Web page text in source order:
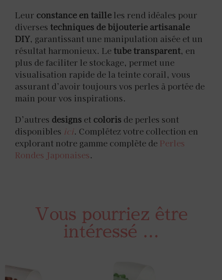
Leur constance en taille les rend idéales pour
diverses techniques de bijouterie artisanale
DIY, garantissant une manipulation aisée et un
résultat harmonieux. Letube transparent, en
plus de faciliter le stockage, permet une
visualisation rapide de la teinte corail, vous
assurant d’avoir toujours vos perles à portée de
main pour vos inspirations.
D’autres designs et coloris de perles sont
disponibles ici. Complétez votre collection en
explorant notre gamme complète de Perles
Rondes Japonaises.
Vous pourriez être
intéressé ...